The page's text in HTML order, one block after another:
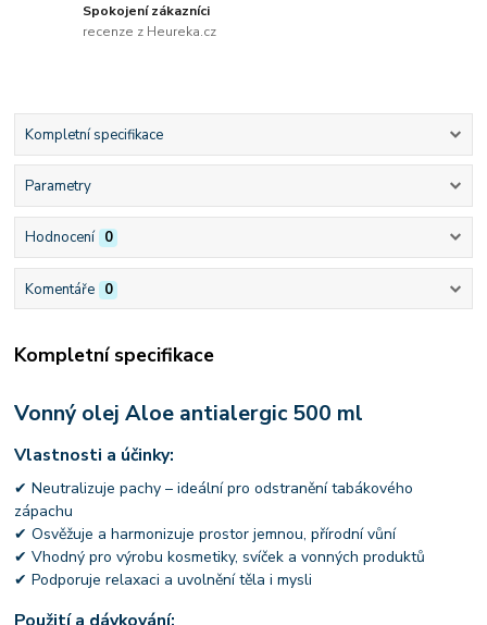
Spokojení zákazníci
recenze z Heureka.cz
Kompletní specifikace
Parametry
Hodnocení 0
Komentáře 0
Kompletní specifikace
Vonný olej Aloe antialergic 500 ml
Vlastnosti a účinky:
✔ Neutralizuje pachy – ideální pro odstranění tabákového
zápachu
✔ Osvěžuje a harmonizuje prostor jemnou, přírodní vůní
✔ Vhodný pro výrobu kosmetiky, svíček a vonných produktů
✔ Podporuje relaxaci a uvolnění těla i mysli